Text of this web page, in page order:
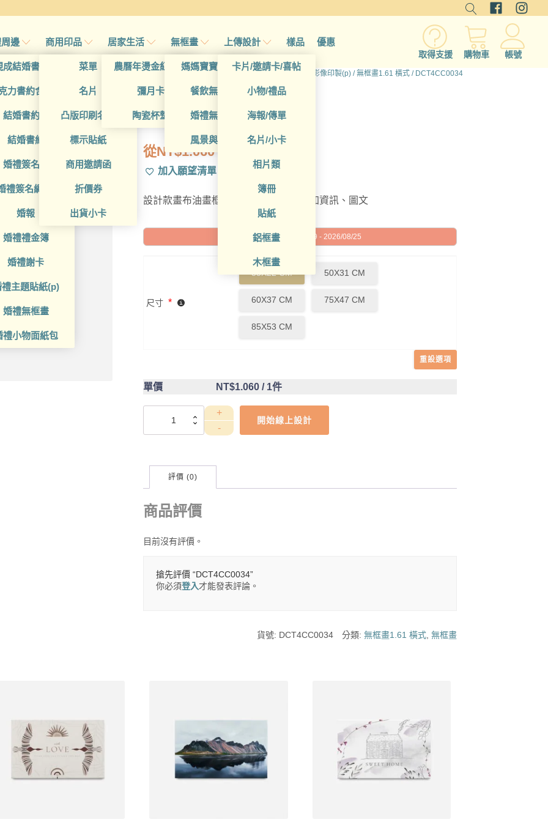
邊
成結婚書約夾
力書約含木座
結婚書約組
結婚書約
婚禮簽名簿
禮簽名綢(p)
婚報
婚禮禮金簿
婚禮謝卡
禮主題貼紙(p)
婚禮無框畫
禮小物面紙包
商用印品
菜單
名片
凸版印刷名片
標示貼紙
商用邀請函
折價券
出貨小卡
居家生活
農曆年燙金紅包袋
彌月卡
陶瓷杯墊
無框畫
媽媽寶寶無框畫
餐飲無框畫
婚禮無框畫
風景與藝術
上傳設計
卡片/邀請卡/喜帖
小物/禮品
海報/傳單
名片/小卡
相片類
簿冊
貼紙
鋁框畫
木框畫
樣品 優惠
取得支援 購物車 帳號
首頁/所有產品 / 少量影像印製(p) /無框畫1.61 橫式 / DCT4CC0034
DCT4CC0034
從NT$1.060
加入願望清單
設計款畫布油畫框，可進一步編輯或增加資訊、圖文
預計到貨日: 2026/08/19 - 2026/08/25
尺寸 *
35X22 CM 50X31 CM
60X37 CM 75X47 CM
85X53 CM
重設選項
單價 NT$1.060 / 1件
DCT4CC0034
開始線上設計
評價 (0)
商品評價
目前沒有評價。
搶先評價 “DCT4CC0034”
你必須登入才能發表評論。
貨號: DCT4CC0034 分類:無框畫1.61 橫式 ,無框畫